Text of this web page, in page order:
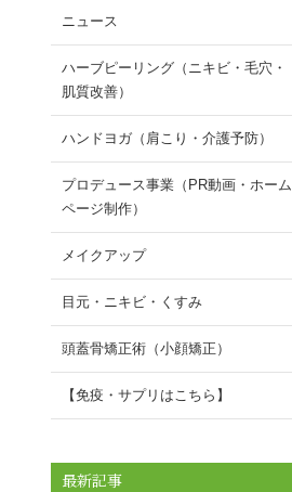
ニュース
ハーブピーリング（ニキビ・毛穴・
肌質改善）
ハンドヨガ（肩こり・介護予防）
プロデュース事業（PR動画・ホーム
ページ制作）
メイクアップ
目元・ニキビ・くすみ
頭蓋骨矯正術（小顔矯正）
【免疫・サプリはこちら】
最新記事